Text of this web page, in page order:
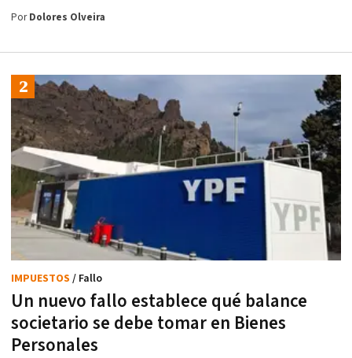
PorDolores Olveira
Un nuevo fallo establece qué balance
societario se debe tomar en Bienes
Personales
IMPUESTOS / Fallo